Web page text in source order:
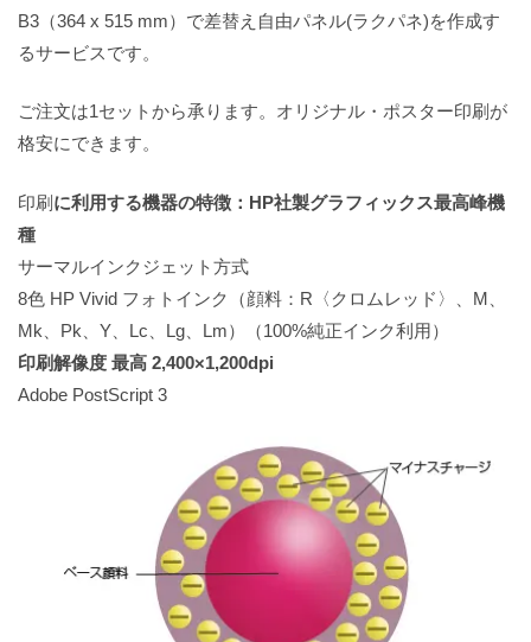
B3（364 x 515 mm）で差替え自由パネル(ラクパネ)を作成す
るサービスです。
ご注文は1セットから承ります。オリジナル・ポスター印刷が
格安にできます。
印刷 に利用する機器の特徴：HP社製グラフィックス最高峰機
種
サーマルインクジェット方式
8色 HP Vivid フォトインク（顔料：R〈クロムレッド〉、M、
Mk、Pk、Y、Lc、Lg、Lm）（100%純正インク利用）
印刷解像度 最高 2,400×1,200dpi
Adobe PostScript 3